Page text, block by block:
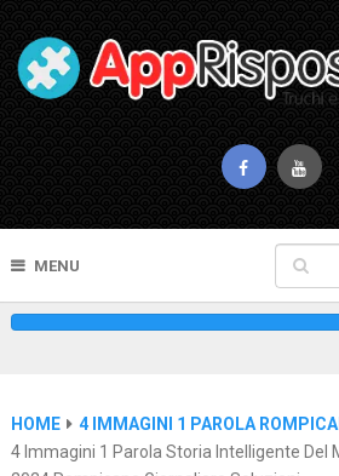
MENU
HOME
4 IMMAGINI 1 PAROLA
4 Immagini 1 Parola Storia Intelligente Del